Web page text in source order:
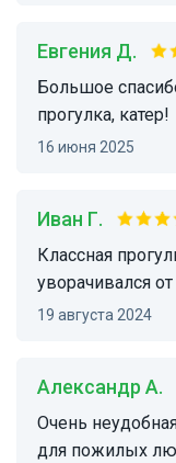
Евгения Д.
Большое спасибо Вячеславу! Очень понравилась
прогулка, катер!
16 июня 2025
Иван Г.
Классная прогулка, капитан спокоен как удав,
уворачивался
19 августа 2024
Александр А.
Очень неудобная посадка и высадка из катера
для пожилых